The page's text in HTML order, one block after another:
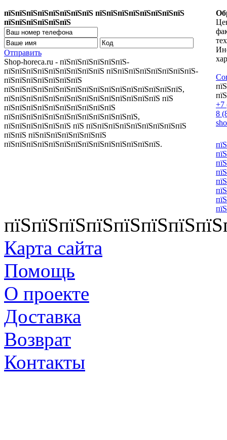
пїЅпїЅпїЅпїЅпїЅпїЅпїЅпїЅ пїЅпїЅпїЅпїЅпїЅпїЅпїЅпїЅ
пїЅпїЅпїЅпїЅпїЅпїЅ
Отправить
Shop-horeca.ru - пїЅпїЅпїЅпїЅпїЅпїЅ-
пїЅпїЅпїЅпїЅпїЅпїЅпїЅпїЅпїЅ пїЅпїЅпїЅпїЅпїЅпїЅпїЅпїЅ-
пїЅпїЅпїЅпїЅпїЅпїЅпїЅ
пїЅпїЅпїЅпїЅпїЅпїЅпїЅпїЅпїЅпїЅпїЅпїЅпїЅпїЅпїЅпїЅ,
пїЅпїЅпїЅпїЅпїЅпїЅпїЅпїЅпїЅпїЅпїЅпїЅпїЅпїЅ пїЅ
пїЅпїЅпїЅпїЅпїЅпїЅпїЅпїЅпїЅпїЅ
пїЅпїЅпїЅпїЅпїЅпїЅпїЅпїЅпїЅпїЅпїЅпїЅ,
пїЅпїЅпїЅпїЅпїЅпїЅ пїЅ пїЅпїЅпїЅпїЅпїЅпїЅпїЅпїЅпїЅ
пїЅпїЅ пїЅпїЅпїЅпїЅпїЅпїЅпїЅ
пїЅпїЅпїЅпїЅпїЅпїЅпїЅпїЅпїЅпїЅпїЅпїЅпїЅпїЅ.
+7
8
Карта сайта
Помощь
О проекте
Доставка
Возврат
Контакты